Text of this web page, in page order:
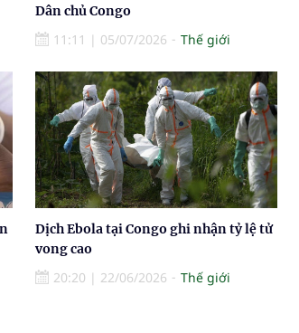
Dân chủ Congo
11:11 | 05/07/2026 Thế giới
Dịch Ebola tại Congo ghi nhận tỷ lệ tử
vong cao
20:20 | 22/06/2026 Thế giới